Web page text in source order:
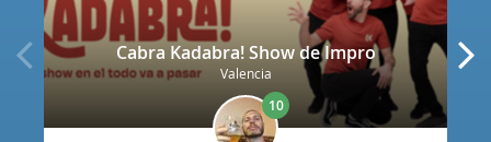
Cabra Kadabra! Show de Impro
Valencia
10